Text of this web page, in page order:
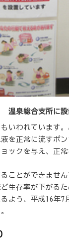
温泉総合支所に
いわれています
を正常に流すポ
ックを与え、正
ことができませ
生存率が下がる
よう、平成16年7